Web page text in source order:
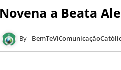
Novena a Beata